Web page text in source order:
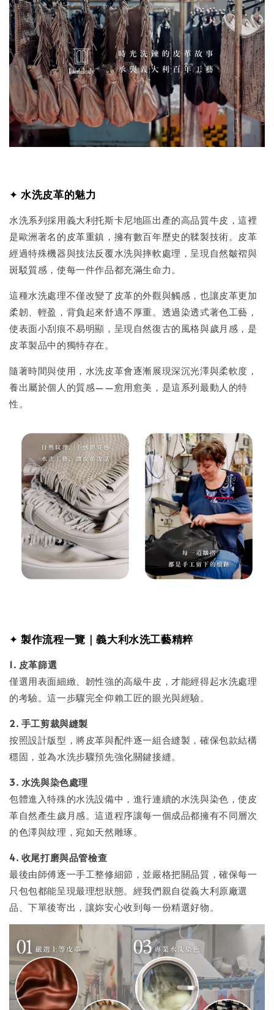
✦ 水洗皮革的魅力
水洗系列採用義大利托斯卡尼地區出產的高品質牛皮，這裡
是歐洲著名的皮革重鎮，擁有數百年歷史的鞣製技術。皮革
經過特殊機器與技法反覆水洗與摔軟處理，呈現自然皺褶與
斑駁質感，使每一件作品都充滿生命力。
這種水洗處理不僅改變了皮革的外觀與觸感，也讓皮革更加
柔韌、輕盈，背負起來舒適不厚重。透過染透式著色工藝，
使表面小刮痕不易明顯，呈現自然復古的風格與歲月感，是
皮革製品中的獨特存在。
隨著時間與使用，水洗皮革會逐漸展現深沉光澤與柔軟度，
養出屬於個人的質感——愈用愈美，是這系列最動人的特
性。
✦ 製作流程一覽｜義大利水洗工藝精粹
1. 皮革篩選
僅選用表面細緻、韌性強的高級牛皮，才能經得起水洗處理
的考驗。這一步驟完全仰賴工匠的眼光與經驗。
2. 手工剪裁與縫製
按照設計版型，將皮革與配件逐一組合縫製，確保包款結構
穩固，並為水洗步驟預先強化關鍵接縫。
3. 水洗與染色處理
包體進入特殊的水洗設備中，進行連續的水洗與染色，使皮
革自然產生歲月感。這道程序讓每一個成品都擁有不同層次
的色澤與紋理，宛如天然雕琢。
4. 收尾打磨與品管檢查
最後由師傅逐一手工整修細節，並嚴格把關品質，確保每一
只包包都能呈現最理想狀態。經我們親自從義大利原廠選
品、下單後寄出，讓妳安心收到每一份精選好物。